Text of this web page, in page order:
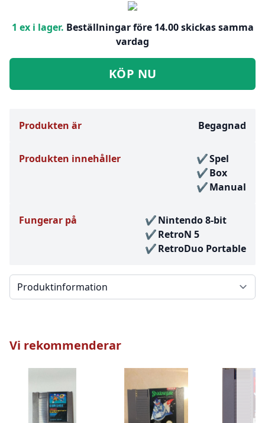
1 ex i lager. Beställningar före 14.00 skickas samma
vardag
KÖP NU
Produkten är Begagnad
Produkten innehåller
Spel
Box
Manual
Fungerar på
Nintendo 8-bit
RetroN 5
RetroDuo Portable
Välj en flik
Vi rekommenderar